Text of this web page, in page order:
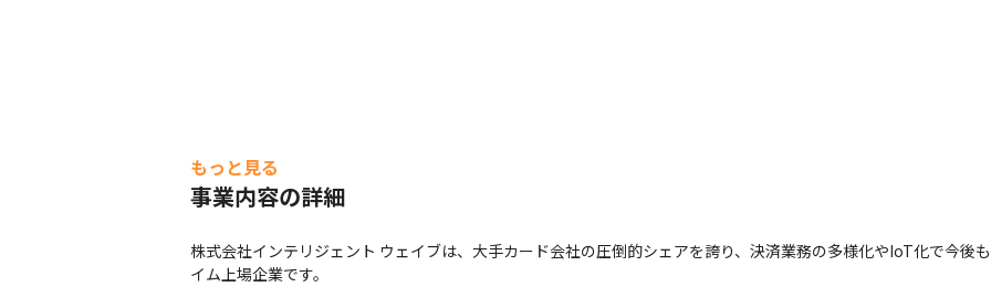
もっと見る
事業内容の詳細
株式会社インテリジェント ウェイブは、大手カード会社の圧倒的シェアを誇り、決済業務の多様化やIoT化で今後
イム上場企業です。